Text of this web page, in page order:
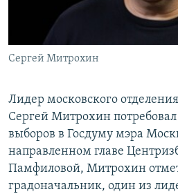
ПОБЕДИТЕЛЕЙ НЕ СУДЯТ?
КРЫМ.НЕПОКОРЕННЫЙ
ELIFBE
ПРИСОЕДИНЯЙТЕСЬ!
Все сайты RFE/RL
Сергей Митрохин
Лидер московского
Сергей Митрохин
выборов в Госдуму мэра
направленном главе
Памфиловой, Митрохин
градоначальник, один из